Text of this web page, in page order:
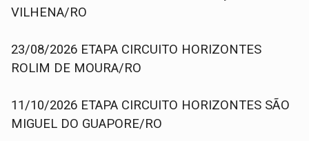
VILHENA/RO
23/08/2026 ETAPA CIRCUITO HORIZONTES
ROLIM DE MOURA/RO
11/10/2026 ETAPA CIRCUITO HORIZONTES SÃO
MIGUEL DO GUAPORE/RO